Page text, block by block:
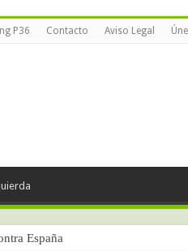
P36 Contacto Aviso Legal
España